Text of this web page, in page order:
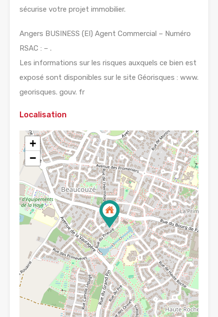
sécurise votre projet immobilier.
Angers BUSINESS (EI) Agent Commercial – Numéro
RSAC : – .
Les informations sur les risques auxquels ce bien est
exposé sont disponibles sur le site Géorisques : www.
georisques. gouv. fr
Localisation
+
−